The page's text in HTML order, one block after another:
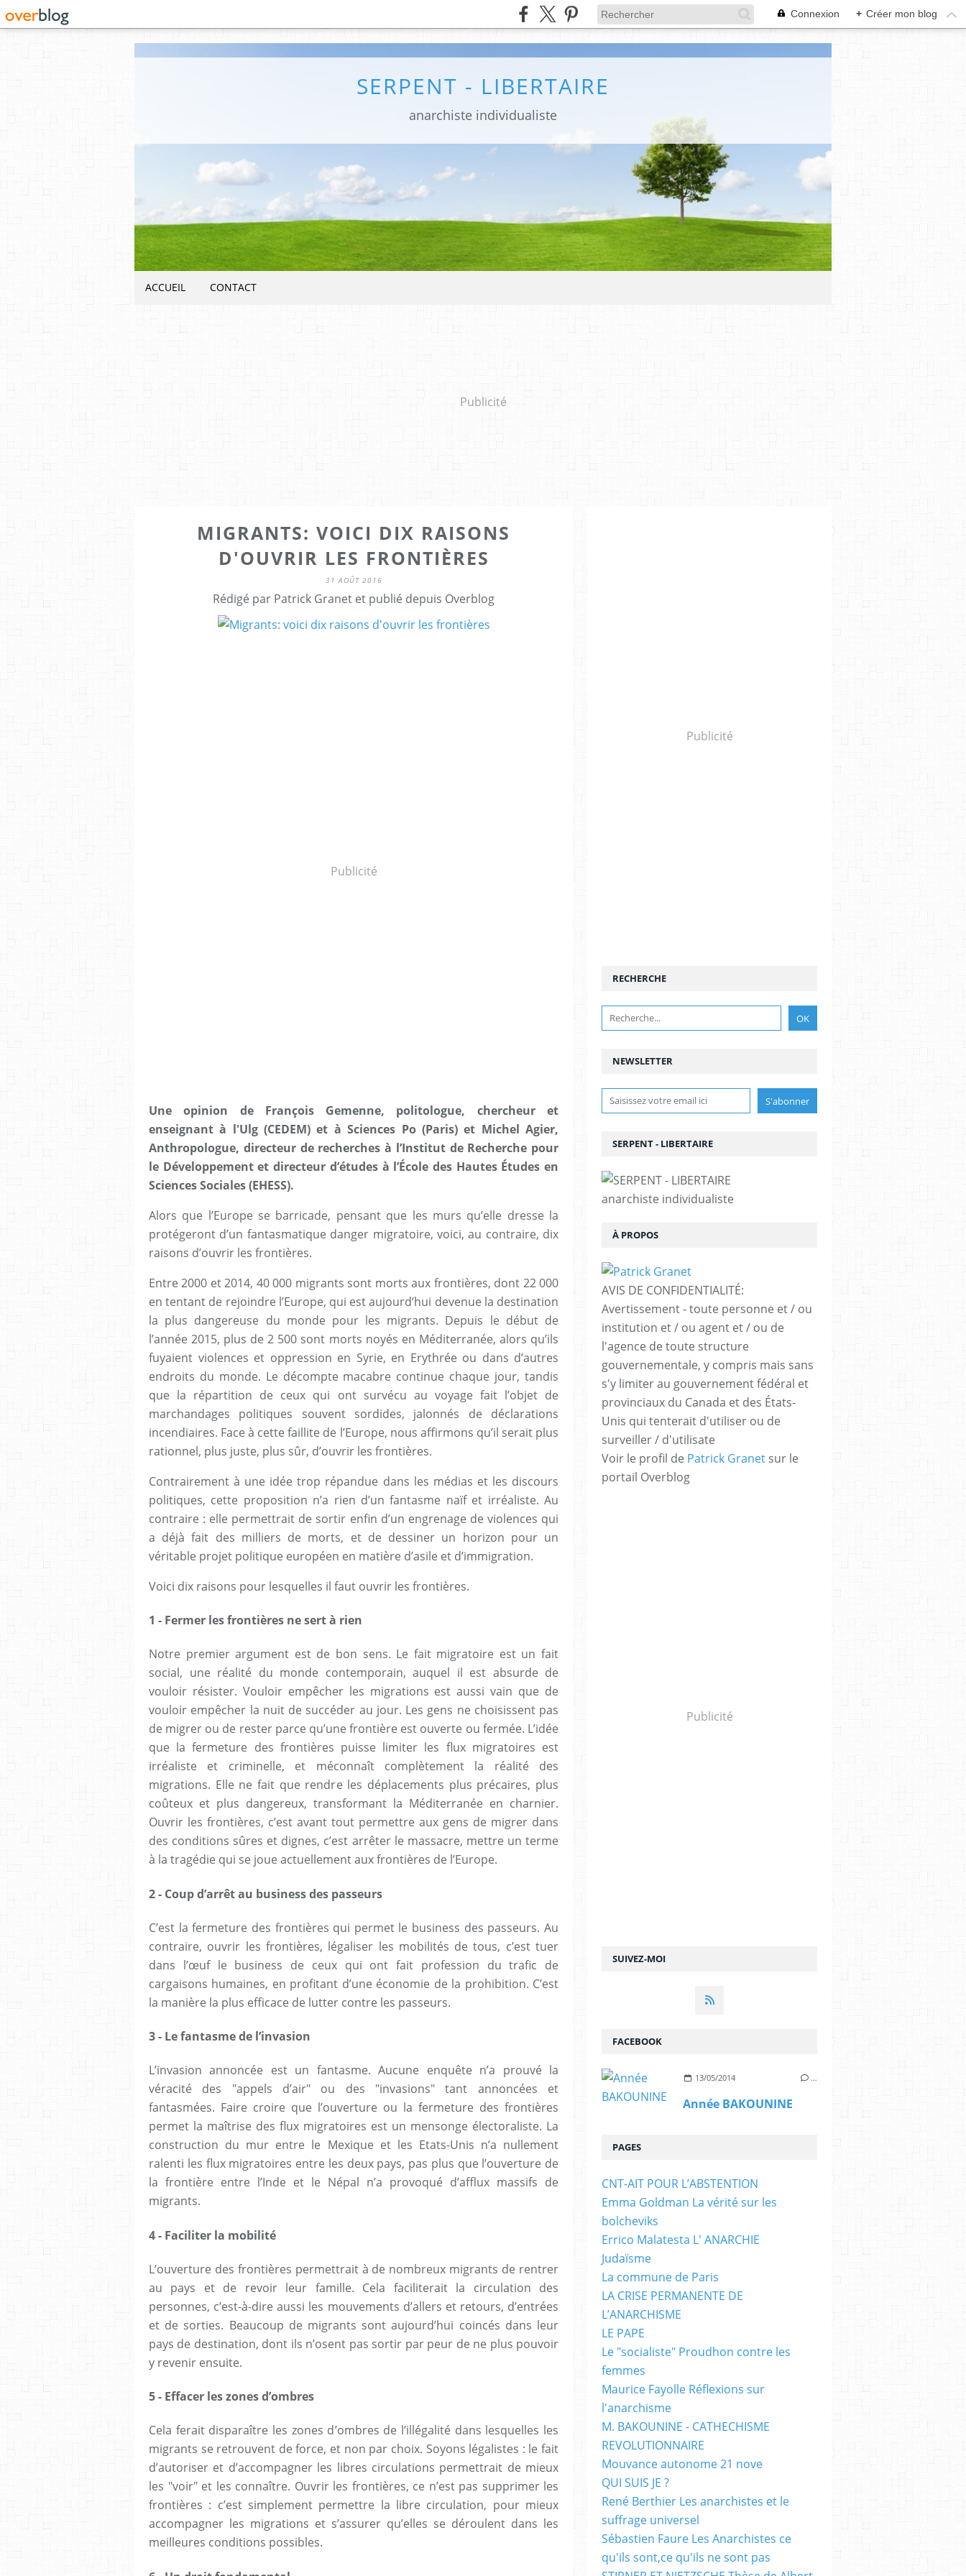
Connexion + Créer mon blog
SERPENT - LIBERTAIRE
anarchiste individualiste
ACCUEIL CONTACT
Publicité
MIGRANTS: VOICI DIX RAISONS
D'OUVRIR LES FRONTIÈRES
31 AOÛT 2016
Rédigé par Patrick Granet et publié depuis Overblog
Publicité
Une opinion de François Gemenne, politologue, chercheur et
enseignant à l'Ulg (CEDEM) et à Sciences Po (Paris) et Michel Agier,
Anthropologue, directeur de recherches à l’Institut de Recherche pour
le Développement et directeur d’études à l’École des Hautes Études en
Sciences Sociales (EHESS).
Alors que l’Europe se barricade, pensant que les murs qu’elle dresse la
protégeront d’un fantasmatique danger migratoire, voici, au contraire, dix
raisons d’ouvrir les frontières.
Entre 2000 et 2014, 40 000 migrants sont morts aux frontières, dont 22 000
en tentant de rejoindre l’Europe, qui est aujourd’hui devenue la destination
la plus dangereuse du monde pour les migrants. Depuis le début de
l’année 2015, plus de 2 500 sont morts noyés en Méditerranée, alors qu’ils
fuyaient violences et oppression en Syrie, en Erythrée ou dans d’autres
endroits du monde. Le décompte macabre continue chaque jour, tandis
que la répartition de ceux qui ont survécu au voyage fait l’objet de
marchandages politiques souvent sordides, jalonnés de déclarations
incendiaires. Face à cette faillite de l’Europe, nous affirmons qu’il serait plus
rationnel, plus juste, plus sûr, d’ouvrir les frontières.
Contrairement à une idée trop répandue dans les médias et les discours
politiques, cette proposition n’a rien d’un fantasme naïf et irréaliste. Au
contraire : elle permettrait de sortir enfin d’un engrenage de violences qui
a déjà fait des milliers de morts, et de dessiner un horizon pour un
véritable projet politique européen en matière d’asile et d’immigration.
Voici dix raisons pour lesquelles il faut ouvrir les frontières.
1 - Fermer les frontières ne sert à rien
Notre premier argument est de bon sens. Le fait migratoire est un fait
social, une réalité du monde contemporain, auquel il est absurde de
vouloir résister. Vouloir empêcher les migrations est aussi vain que de
vouloir empêcher la nuit de succéder au jour. Les gens ne choisissent pas
de migrer ou de rester parce qu’une frontière est ouverte ou fermée. L’idée
que la fermeture des frontières puisse limiter les flux migratoires est
irréaliste et criminelle, et méconnaît complètement la réalité des
migrations. Elle ne fait que rendre les déplacements plus précaires, plus
coûteux et plus dangereux, transformant la Méditerranée en charnier.
Ouvrir les frontières, c’est avant tout permettre aux gens de migrer dans
des conditions sûres et dignes, c’est arrêter le massacre, mettre un terme
à la tragédie qui se joue actuellement aux frontières de l’Europe.
2 - Coup d’arrêt au business des passeurs
C’est la fermeture des frontières qui permet le business des passeurs. Au
contraire, ouvrir les frontières, légaliser les mobilités de tous, c’est tuer
dans l’œuf le business de ceux qui ont fait profession du trafic de
cargaisons humaines, en profitant d’une économie de la prohibition. C’est
la manière la plus efficace de lutter contre les passeurs.
3 - Le fantasme de l’invasion
L’invasion annoncée est un fantasme. Aucune enquête n’a prouvé la
véracité des "appels d’air" ou des "invasions" tant annoncées et
fantasmées. Faire croire que l’ouverture ou la fermeture des frontières
permet la maîtrise des flux migratoires est un mensonge électoraliste. La
construction du mur entre le Mexique et les Etats-Unis n’a nullement
ralenti les flux migratoires entre les deux pays, pas plus que l’ouverture de
la frontière entre l’Inde et le Népal n’a provoqué d’afflux massifs de
migrants.
4 - Faciliter la mobilité
L’ouverture des frontières permettrait à de nombreux migrants de rentrer
au pays et de revoir leur famille. Cela faciliterait la circulation des
personnes, c’est-à-dire aussi les mouvements d’allers et retours, d’entrées
et de sorties. Beaucoup de migrants sont aujourd’hui coincés dans leur
pays de destination, dont ils n’osent pas sortir par peur de ne plus pouvoir
y revenir ensuite.
5 - Effacer les zones d’ombres
Cela ferait disparaître les zones d’ombres de l’illégalité dans lesquelles les
migrants se retrouvent de force, et non par choix. Soyons légalistes : le fait
d’autoriser et d’accompagner les libres circulations permettrait de mieux
les "voir" et les connaître. Ouvrir les frontières, ce n’est pas supprimer les
frontières : c’est simplement permettre la libre circulation, pour mieux
accompagner les migrations et s’assurer qu’elles se déroulent dans les
meilleures conditions possibles.
Publicité
NEWSLETTER
SUIVEZ-MOI
RECHERCHE
SERPENT - LIBERTAIRE
anarchiste individualiste
À PROPOS
AVIS DE CONFIDENTIALITÉ:
Avertissement - toute personne et / ou
institution et / ou agent et / ou de
l'agence de toute structure
gouvernementale, y compris mais sans
s'y limiter au gouvernement fédéral et
provinciaux du Canada et des États-
Unis qui tenterait d'utiliser ou de
surveiller / d'utilisate
Voir le profil de Patrick Granet sur le
portail Overblog
Publicité
FACEBOOK
13/05/2014 …
Année BAKOUNINE
PAGES
CNT-AIT POUR L’ABSTENTION
Emma Goldman La vérité sur les
bolcheviks
Errico Malatesta L' ANARCHIE
Judaïsme
La commune de Paris
LA CRISE PERMANENTE DE
L’ANARCHISME
LE PAPE
Le "socialiste" Proudhon contre les
femmes
Maurice Fayolle Réflexions sur
l'anarchisme
M. BAKOUNINE - CATHECHISME
REVOLUTIONNAIRE
Mouvance autonome 21 nove
QUI SUIS JE ?
René Berthier Les anarchistes et le
suffrage universel
Sébastien Faure Les Anarchistes ce
qu'ils sont,ce qu'ils ne sont pas